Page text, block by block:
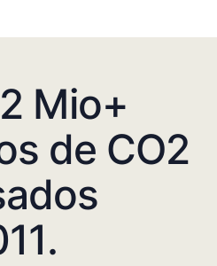
Mio+
de CO2